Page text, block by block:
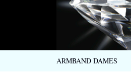
ARMBAND DAMES